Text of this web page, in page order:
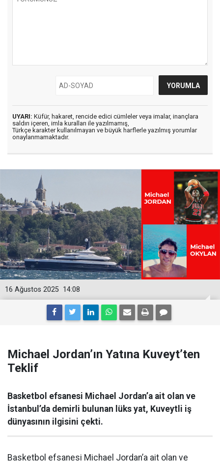
UYARI: Küfür, hakaret, rencide edici cümleler veya imalar, inançlara
saldırı içeren, imla kuralları ile yazılmamış,
Türkçe karakter kullanılmayan ve büyük harflerle yazılmış yorumlar
onaylanmamaktadır.
14:08
16 Ağustos 2025
Michael Jordan’ın Yatına Kuveyt’ten
Teklif
Basketbol efsanesi Michael Jordan’a ait olan ve
İstanbul’da demirli bulunan lüks yat, Kuveytli iş
dünyasının ilgisini çekti.
Basketbol efsanesi Michael Jordan’a ait olan ve